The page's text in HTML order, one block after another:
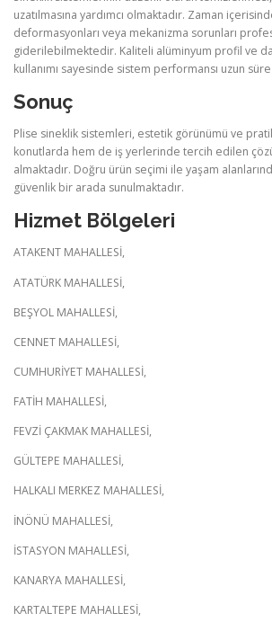
uzatılmasına yardımcı olmaktadır. Zaman
deformasyonları veya mekanizma sorunları
giderilebilmektedir. Kaliteli alüminyum profil ve
kullanımı sayesinde sistem performansı uzun
Sonuç
Plise sineklik sistemleri, estetik görünümü ve
konutlarda hem de iş yerlerinde tercih edilen
almaktadır. Doğru ürün seçimi ile yaşam
güvenlik bir arada sunulmaktadır.
Hizmet Bölgeleri
ATAKENT MAHALLESİ,
ATATÜRK MAHALLESİ,
BEŞYOL MAHALLESİ,
CENNET MAHALLESİ,
CUMHURİYET MAHALLESİ,
FATİH MAHALLESİ,
FEVZİ ÇAKMAK MAHALLESİ,
GÜLTEPE MAHALLESİ,
HALKALI MERKEZ MAHALLESİ,
İNÖNÜ MAHALLESİ,
İSTASYON MAHALLESİ,
KANARYA MAHALLESİ,
KARTALTEPE MAHALLESİ,